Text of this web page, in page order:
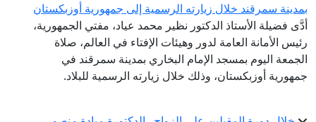
بمدينة سمرقند خلال زيارته الرسمية إلى جمهورية أوزبكستان
أدَّى فضيلة الأستاذ الدكتور نظير محمد عياد، مفتي الجمهورية،
رئيس الأمانة العامة لدور وهيئات الإفتاء في العالم، صلاة
الجمعة اليوم بمسجد الإمام البخاري بمدينة سمرقند في
جمهورية أوزبكستان، وذلك خلال زيارته الرسمية للبلاد.